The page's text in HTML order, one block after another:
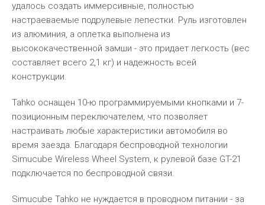
удалось создать иммерсивные, полностью
настраеваемые подрулевые лепестки. Руль изготовлен
из алюминия, а оплетка выполнена из
высококачественной замши - это придает легкость (вес
составляет всего 2,1 кг) и надежность всей
конструкции.
Tahko оснащен 10-ю программируемыми кнопками и 7-
позиционным переключателем, что позволяет
настраивать любые характеристики автомобиля во
время заезда. Благодаря беспроводной технологии
Simucube Wireless Wheel System, к рулевой базе GT-21
подключается по беспроводной связи.
Simucube Tahko не нуждается в проводном питании - за